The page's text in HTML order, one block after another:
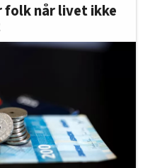
folk når livet ikke